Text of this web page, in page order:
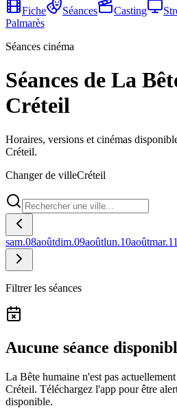
Fiche
Séances Casting
Palmarès
Séances cinéma
Séances de La
Créteil
Horaires, versions et cinémas
Créteil.
Changer de villeCréteil
sam.08aoûtdim.09aoûtlun.10aoûtmar.11
Filtrer les séances
Aucune séance
La Bête humaine n'est pas
Créteil. Téléchargez l'app pour être
disponible.